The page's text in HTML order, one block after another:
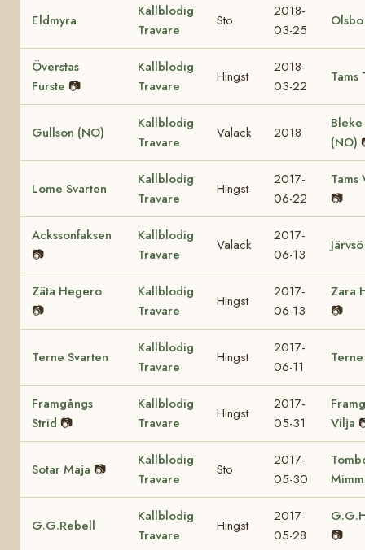
Eldmyra
Kallblodig
Travare
Sto
2018-
03-25
Överstas
Furste 📷
Kallblodig
Travare
Hingst
2018-
03-22
Tams
Gullson (NO)
Kallblodig
Travare
Valack 2018
(NO)
Lome Svarten
Kallblodig
Travare
Hingst
2017-
06-22
Tams
📷
Ackssonfaksen
📷
Kallblodig
Travare
Valack
2017-
06-13
Zäta Hegero
📷
Kallblodig
Travare
Hingst
2017-
06-13
Zara
📷
Terne Svarten
Kallblodig
Travare
Hingst
2017-
06-11
Framgångs
Strid 📷
Kallblodig
Travare
Hingst
2017-
05-31
Vilja
Sotar Maja 📷
Kallblodig
Travare
Sto
2017-
05-30
G.G.Rebell
Kallblodig
Travare
Hingst
2017-
05-28
📷